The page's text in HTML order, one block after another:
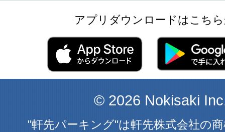
アプリダウンロードはこち
© 2026 Nokisaki
"軒先パーキング"は軒先株式会社の